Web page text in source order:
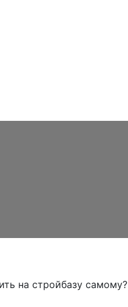
на стройбазу самому?